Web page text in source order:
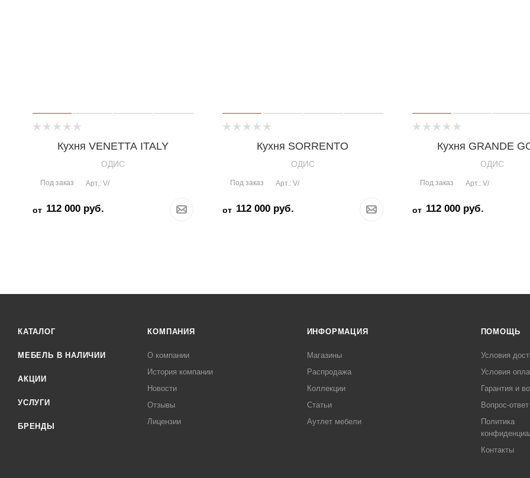
Кухня VENETTA ITALY
OДИС
Под заказ Арт.: V/
от 112 000 руб.
Кухня SORRENTO
OДИС
Под заказ Арт.: V/
от 112 000руб.
Кухня GRANDE
OДИС
Под заказ Арт.: V/
от 112 000руб.
КАТАЛОГ
МЕБЕЛЬ В НАЛИЧИИ
АКЦИИ
УСЛУГИ
БРЕНДЫ
КОМПАНИЯ
О компании
История компании
Новости
Отзывы
Лицензии
ИНФОРМАЦИЯ
Магазины
Распродажа
Коллекции
Статьи
Аутлет мебели
ПОМОЩЬ
Условия
Условия
Гарантия и
Вопрос-ответ
Политика
Контакты